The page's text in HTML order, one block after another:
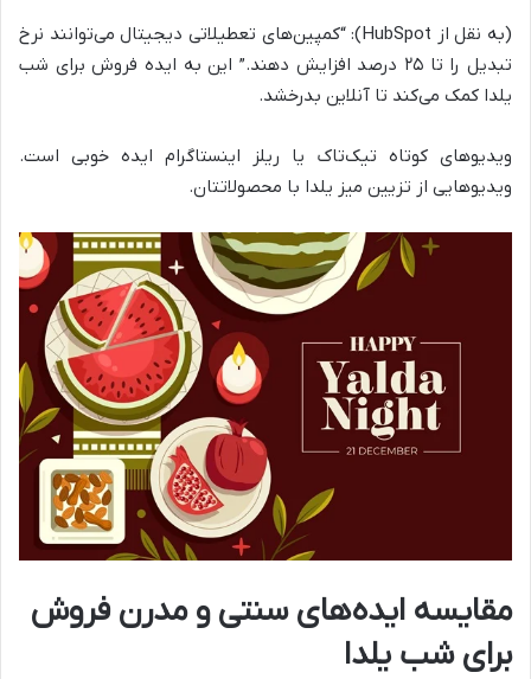
(به نقل از HubSpot): “کمپین‌های تعطیلاتی دیجیتال می‌توانند نرخ
تبدیل را تا ۲۵ درصد افزایش دهند.” این به ایده فروش برای شب
یلدا کمک می‌کند تا آنلاین بدرخشد.
ویدیوهای کوتاه تیک‌تاک یا ریلز اینستاگرام ایده خوبی است.
ویدیوهایی از تزیین میز یلدا با محصولاتتان.
مقایسه ایده‌های سنتی و مدرن فروش
برای شب یلدا